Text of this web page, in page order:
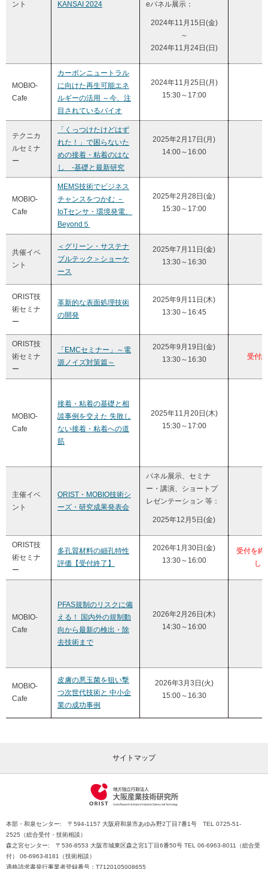
ント
KANSAI 2024
eパネル展示：
2024年11月15日(金)
～
2024年11月24日(日)
MOBIO-
Cafe
カーボンニュートラル
に向けた再生可能エネ
ルギーの活用 ～今、注
目されているバイオ
2024年11月25日(月)
15:30～17:00
テクニカ
ルセミナ
ー
「くっつけたけどはず
れた！」で困らないた
めの接着・粘着のはな
し -基礎と最新研究
2025年2月17日(月)
14:00～16:00
MOBIO-
Cafe
MEMS技術でビジネス
チャンスをつかむ －
IoTセンサ・環境発電、
Beyond５
2025年2月28日(金)
15:30～17:00
共催イベ
ント
＜グリーン・サステナ
ブルテック＞ショーケ
ース
2025年7月11日(金)
13:30～16:30
ORIST技
術セミナ
ー
革新的な表面処理技術
の開発
2025年9月11日(木)
13:30～16:45
ORIST技
術セミナ
ー
「EMCセミナー」～電
源ノイズ対策篇～
2025年9月19日(金)
13:30～16:30
受付
MOBIO-
Cafe
接着・粘着の基礎と相
談事例を交えた 失敗し
ない接着・粘着への道
筋
2025年11月20日(木)
15:30～17:00
主催イベ
ント
ORIST・MOBIO技術シ
ーズ・研究成果発表会
パネル展示、セミナ
ー・講演、ショートプ
レゼンテーション 等：
2025年12月5日(金)
ORIST技
術セミナ
ー
多孔質材料の細孔特性
評価【受付終了】
2026年1月30日(金)
13:30～16:00
受付を終
した
MOBIO-
Cafe
PFAS規制のリスクに備
える！ 国内外の規制動
向から最新の検出・除
去技術まで
2026年2月26日(木)
14:30～16:00
MOBIO-
Cafe
皮膚の悪玉菌を狙い撃
つ次世代技術と 中小企
業の成功事例
2026年3月3日(火)
15:00～16:30
サイトマップ
本部・和泉センター: 〒594-1157 大阪府和泉市あゆみ野2丁目7番1号 TEL 0725-51-
2525（総合受付・技術相談）
森之宮センター: 〒536-8553 大阪市城東区森之宮1丁目6番50号 TEL 06-6963-8011（総合受
付） 06-6963-8181（技術相談）
適格請求書発行事業者登録番号：T7120105008655